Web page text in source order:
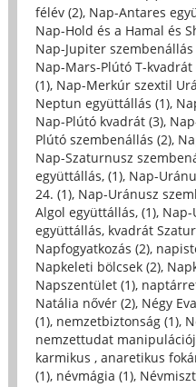
félév (2), Nap-Antares
Nap-Hold és a Hamal és
Nap-Jupiter szembenállás
Nap-Mars-Plútó T-kvadrát
(1), Nap-Merkúr szextil
Neptun együttállás (1),
Nap-Plútó kvadrát (3),
Plútó szembenállás (2),
Nap-Szaturnusz
együttállás, (1), Nap-
24. (1), Nap-Uránusz
Algol együttállás, (1),
együttállás, kvadrát
Napfogyatkozás (2),
Napkeleti bölcsek (2),
Napszentület (1),
Natália nővér (2), Négy
(1), nemzetbiztonság (1),
nemzettudat
karmikus , anaretikus
(1), névmágia (1),